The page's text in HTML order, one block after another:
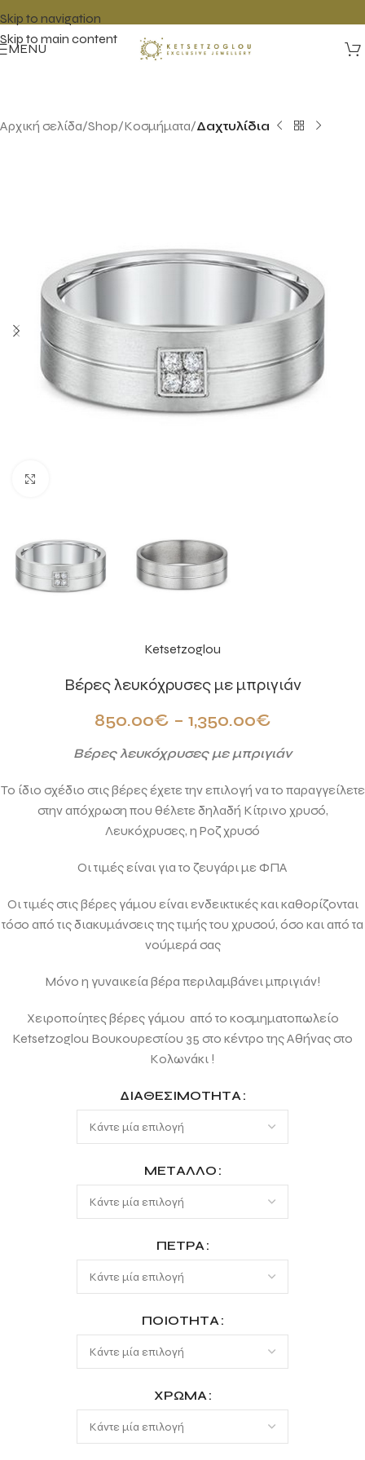
Skip to navigation
Skip to main content
MENU
Αρχική σελίδα Shop Κοσμήματα Δαχτυλίδια
Ketsetzoglou
Βέρες λευκόχρυσες με μπριγιάν
850.00€ – 1,350.00€
Βέρες λευκόχρυσες με μπριγιάν
Το ίδιο σχέδιο στις βέρες έχετε την επιλογή να το παραγγείλετε
στην απόχρωση που θέλετε δηλαδή Κίτρινο χρυσό,
Λευκόχρυσες, η Ρoζ χρυσό
Οι τιμές είναι για το ζευγάρι με ΦΠΑ
Οι τιμές στις βέρες γάμου είναι ενδεικτικές και καθορίζονται
τόσο από τις διακυμάνσεις της τιμής του χρυσού, όσο και από τα
νούμερά σας
Μόνο η γυναικεία βέρα περιλαμβάνει μπριγιάν!
Χειροποίητες βέρες γάμου από το κοσμηματοπωλείο
Ketsetzoglou Βουκουρεστίου 35 στο κέντρο της Αθήνας στο
Κολωνάκι !
ΔΙΑΘΕΣΙΜΌΤΗΤΑ
ΜΈΤΑΛΛΟ
ΠΈΤΡΑ
ΠΟΙΌΤΗΤΑ
ΧΡΏΜΑ